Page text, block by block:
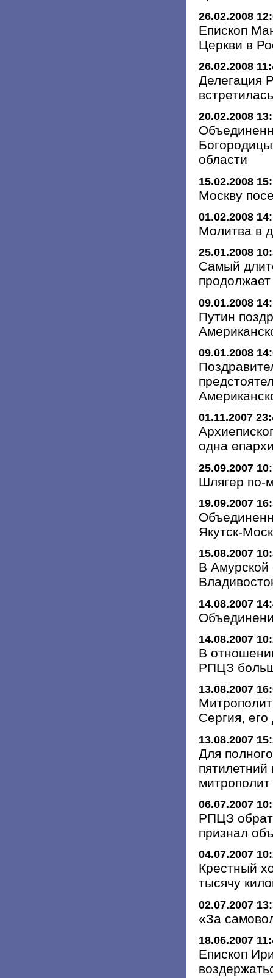
26.02.2008
Епископ
Церкви в
26.02.2008
Делегация
20.02.2008
области
15.02.2008
Москву
01.02.2008
Молитва в
25.01.2008
Самый
09.01.2008
Путин
09.01.2008
01.11.2007
одна
25.09.2007
Шлягер по-
19.09.2007
Якутск-
15.08.2007
В Амурской
14.08.2007
14.08.2007
В
РПЦЗ
13.08.2007
Сергия,
13.08.2007
Для
06.07.2007
РПЦЗ
признал
04.07.2007
Крестный
тысячу
02.07.2007
«За
18.06.2007
Епископ